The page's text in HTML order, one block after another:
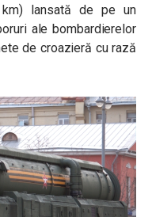
lansată de pe un
ale bombardierelor
de croazieră cu rază